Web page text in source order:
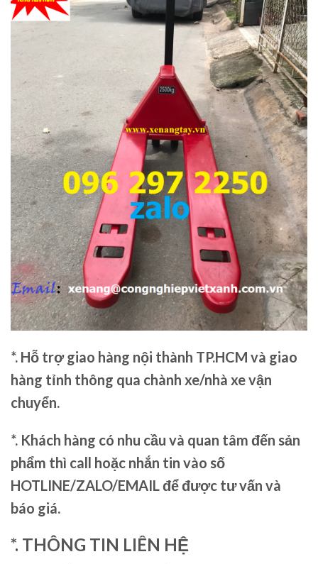
*. Hỗ trợ giao hàng nội thành TP.HCM và giao
hàng tỉnh thông qua chành xe/nhà xe vận
chuyển.
*. Khách hàng có nhu cầu và quan tâm đến sản
phẩm thì call hoặc nhắn tin vào số
HOTLINE/ZALO/EMAIL để được tư vấn và
báo giá.
*. THÔNG TIN LIÊN HỆ